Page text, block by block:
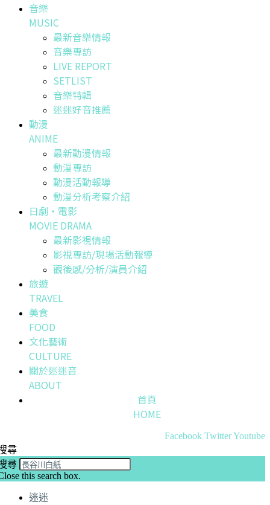
音樂
MUSIC
最新音樂情報
音樂專訪
LIVE REPORT
SETLIST
音樂特輯
迷迷好音推薦
動漫
ANIME
最新動漫情報
動漫專訪
動漫活動報導
動漫分析考察介紹
日劇・電影
MOVIE DRAMA
最新影視情報
影視專訪/現場活動報導
觀後感/分析/演員介紹
旅遊
TRAVEL
美食
FOOD
文化藝術
CULTURE
關於迷迷音
ABOUT
首頁
HOME
Facebook TwitterYoutube
尋
尋
this search box.
迷迷